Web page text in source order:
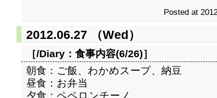
Posted at
2012.06.27 （Wed）
［/Diary： 食事内容(6/26)］
朝食：ご飯、わかめスープ、納豆
昼食：お弁当
夕食：ペペロンチーノ